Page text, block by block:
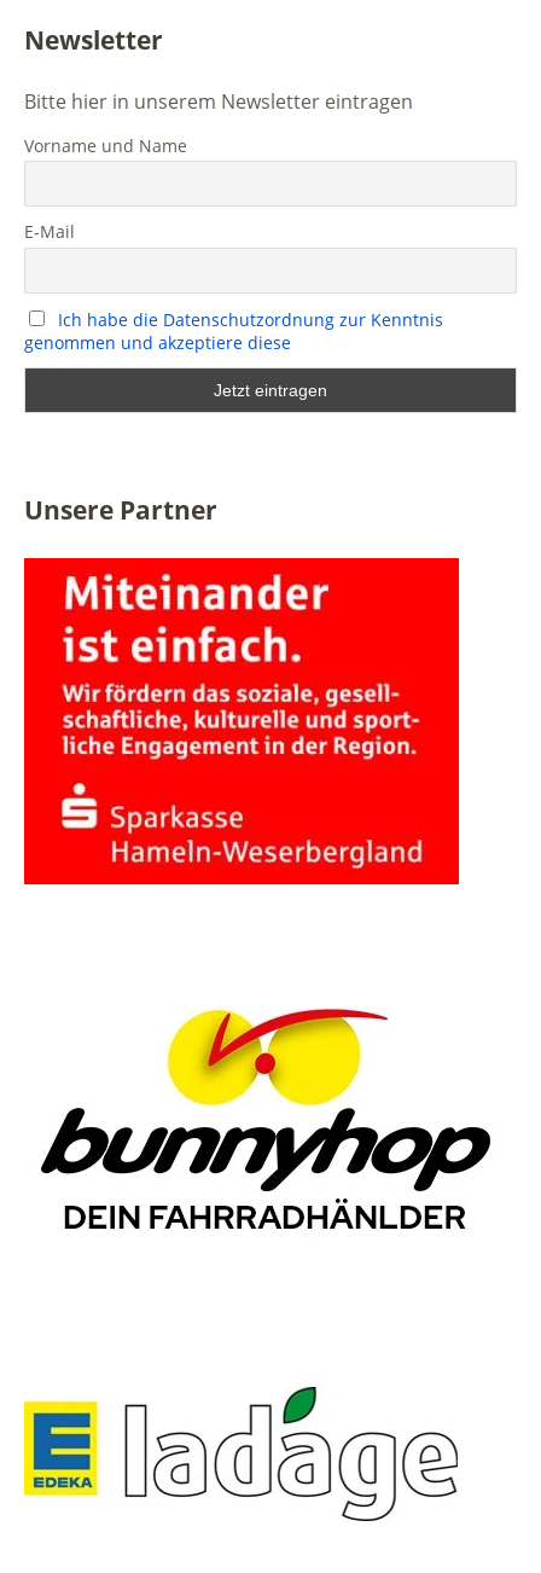
Newsletter
Bitte hier in unserem Newsletter eintragen
Vorname und Name
E-Mail
Ich habe die Datenschutzordnung zur Kenntnis
genommen und akzeptiere diese
Unsere Partner